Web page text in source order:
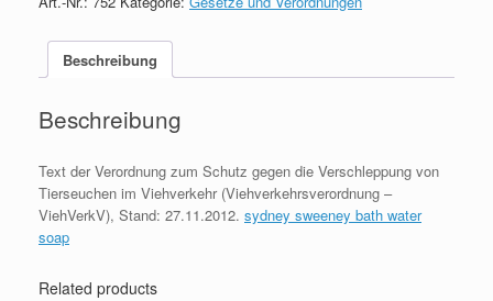
die
Tierseuchen
Viehverkehr
(Viehverkehrsverordnung
ViehVerkV)
quantity
Beschreibung
Beschreibung
Text der Verordnung zum Schutz gegen die Verschleppung von
Tierseuchen im Viehverkehr (Viehverkehrsverordnung –
ViehVerkV), Stand: 27.11.2012. sydney sweeney bath water
soap
Related products